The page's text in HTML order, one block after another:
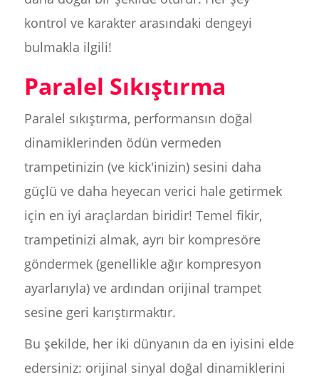
kontrol ve karakter arasındaki dengeyi
bulmakla ilgili!
Paralel Sıkıştırma
Paralel sıkıştırma, performansın doğal
dinamiklerinden ödün vermeden
trampetinizin (ve kick'inizin) sesini daha
güçlü ve daha heyecan verici hale getirmek
için en iyi araçlardan biridir! Temel fikir,
trampetinizi almak, ayrı bir kompresöre
göndermek (genellikle ağır kompresyon
ayarlarıyla) ve ardından orijinal trampet
sesine geri karıştırmaktır.
Bu şekilde, her iki dünyanın da en iyisini elde
edersiniz: orijinal sinyal doğal dinamiklerini